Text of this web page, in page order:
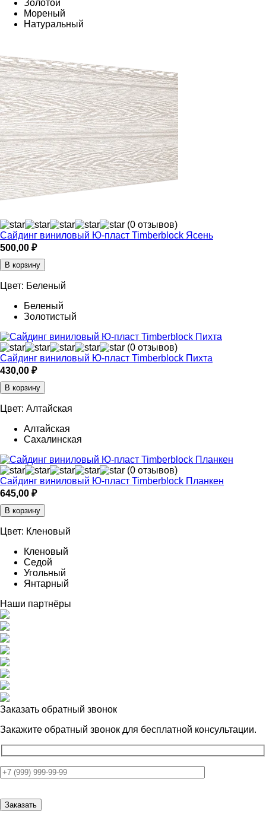
Золотой
Мореный
Натуральный
(0 отзывов)
Сайдинг виниловый Ю-пласт Timberblock Ясень
500,00 ₽
В корзину
Цвет: Беленый
Беленый
Золотистый
(0 отзывов)
Сайдинг виниловый Ю-пласт Timberblock Пихта
430,00 ₽
В корзину
Цвет: Алтайская
Алтайская
Сахалинская
(0 отзывов)
Сайдинг виниловый Ю-пласт Timberblock Планкен
645,00 ₽
В корзину
Цвет: Кленовый
Кленовый
Седой
Угольный
Янтарный
Наши партнёры
Заказать обратный звонок
Закажите обратный звонок для бесплатной консультации.